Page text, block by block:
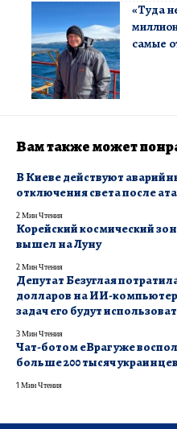
«Туда
самые
Вам также может
В Киеве действуют
отключения света после
2 Мин Чтения
Корейский космический
вышел на Луну
2 Мин Чтения
Депутат Безуглая
долларов на ИИ-
задач его будут
3 Мин Чтения
Чат-ботом еВраг уже
больше 200 тысяч украинцев
1 Мин Чтения